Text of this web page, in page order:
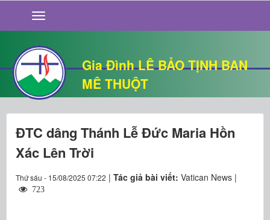
Gia Đình LÊ BẢO TỊNH BAN
MÊ THUỘT
GIỚI THIỆU
TIN TỨC
SỐNG ĐẠO
CHUYỆN NHÀ
QUÁN VĂN
THƯ GIÃN
ĐTC dâng Thánh Lễ Đức Maria Hồn
Xác Lên Trời
Thứ sáu - 15/08/2025 07:22 | Tác giả bài viết: Vatican News |
723